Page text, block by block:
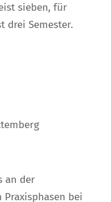
sieben, für
drei Semester.
an der
bei